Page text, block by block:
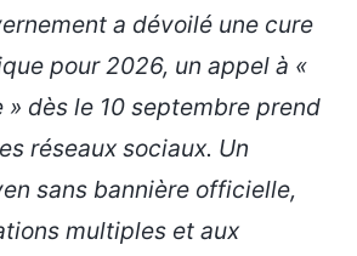
a dévoilé une cure
pour 2026, un appel à «
» dès le 10 septembre prend
réseaux sociaux. Un
sans bannière officielle,
multiples et aux